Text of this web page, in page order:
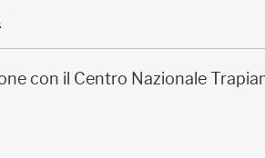
con il Centro Nazionale